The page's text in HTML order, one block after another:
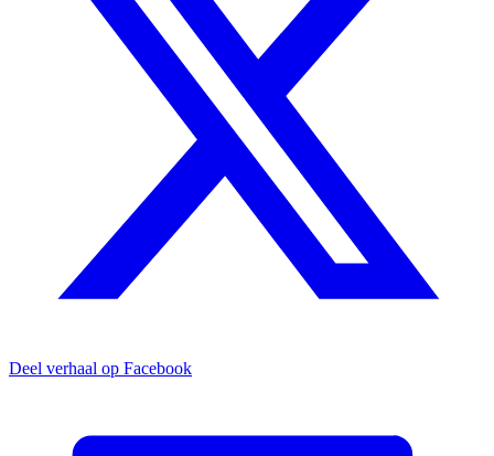
Deel verhaal op Facebook